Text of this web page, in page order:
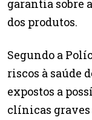
garantia sobre
dos produtos.
Segundo a
riscos à saúde
expostos a
clínicas graves